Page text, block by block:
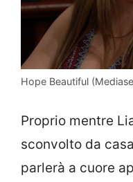
Hope Beautiful
Proprio mentre
sconvolto da
parlerà a cuore